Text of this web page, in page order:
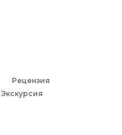
Рецензия
Экскурсия